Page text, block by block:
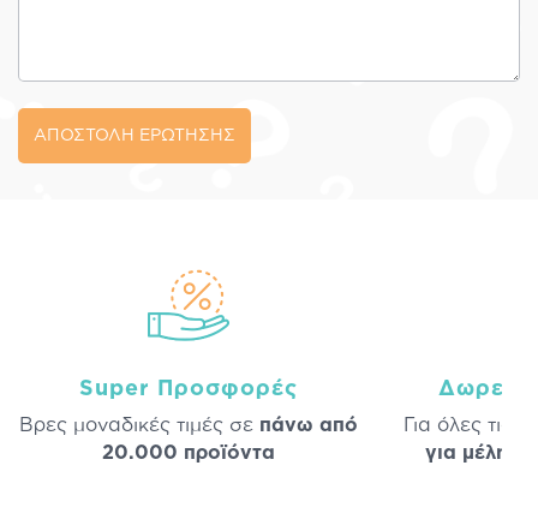
ΑΠΟΣΤΟΛΗ ΕΡΩΤΗΣΗΣ
Super Προσφορές
Βρες μοναδικές τιμές σε πάνω από
20.000 προϊόντα
Δωρεάν
Για όλες τις
για μέλη